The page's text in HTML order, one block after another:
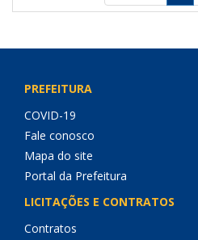
PREFEITURA
COVID-19
Fale conosco
Mapa do site
Portal da Prefeitura
LICITAÇÕES E CONTRATOS
Contratos